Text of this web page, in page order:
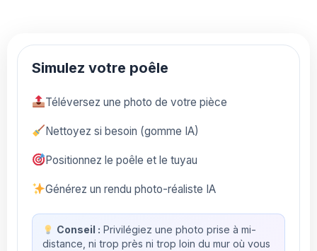
Simulez votre poêle
Téléversez une photo de votre pièce
Nettoyez si besoin (gomme IA)
Positionnez le poêle et le tuyau
Générez un rendu photo-réaliste IA
Conseil : Privilégiez une photo prise à mi-
distance, ni trop près ni trop loin du mur où vous